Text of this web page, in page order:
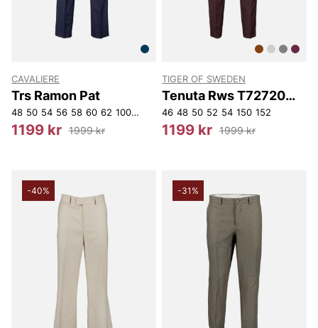
CAVALIERE
Trs Ramon Pat
48 50 54 56 58 60 62 100 104 108 112 116 120 124 154 156
1199 kr 1999 kr
TIGER OF SWEDEN
Tenuta Rws T72720
03H
46 48 50 52 54 150 152
1199 kr 1999 kr
-40% -31%